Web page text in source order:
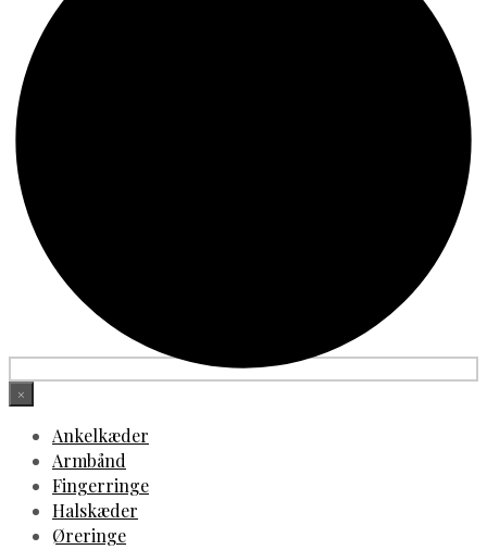
×
Ankelkæder
Armbånd
Fingerringe
Halskæder
Øreringe